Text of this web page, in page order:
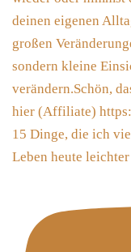
15 Dinge, die ich
Leben heute leichter